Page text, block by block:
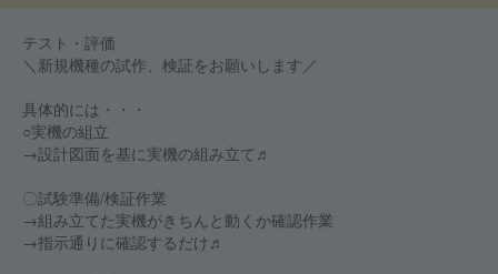
テスト・評価
＼新規機種の試作、検証をお願いします／
具体的には・・・
○実機の組立
→設計図面を基に実機の組み立て♬
〇試験準備/検証作業
→組み立てた実機がきちんと動くか確認作業
→指示通りに確認するだけ♬